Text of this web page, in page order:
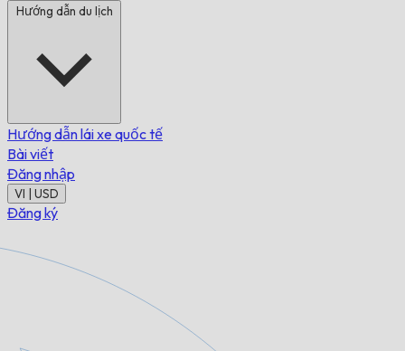
Hướng dẫn du lịch
Hướng dẫn lái xe quốc tế
Bài viết
Đăng nhập
VI | USD
Đăng ký